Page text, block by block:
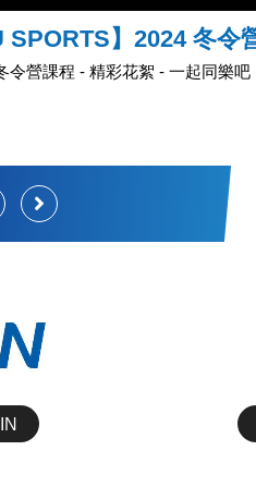
SPORTS】2024 冬令
令營課程 - 精彩花絮 - 一起同樂吧
後